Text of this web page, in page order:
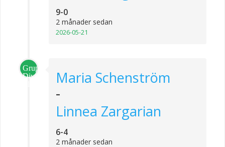
9-0
2 månader sedan
2026-05-21
Grupp
Division
Maria Schenström
-
Linnea Zargarian
6-4
2 månader sedan